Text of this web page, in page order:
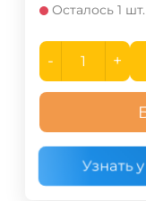
Осталось 1 шт.
- +
Узнать